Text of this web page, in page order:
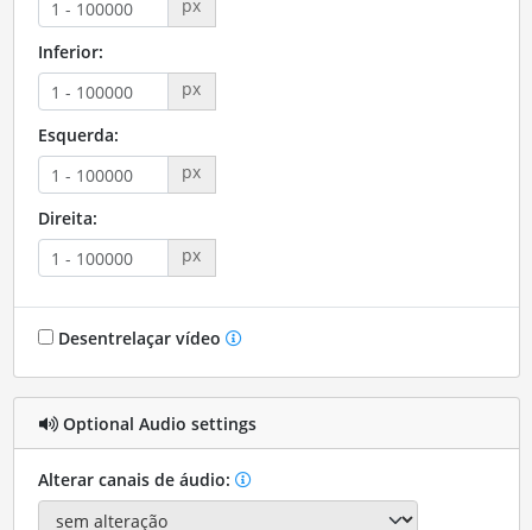
px
Inferior:
px
Esquerda:
px
Direita:
px
Desentrelaçar vídeo
Optional Audio settings
Alterar canais de áudio: